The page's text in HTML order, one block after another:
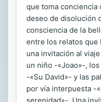
que toma conciencia
deseo de disolución
consciencia de la
entre los relatos que
una invitación al
un niño -«Joao»-,
-«Su David»- y las
por vía interpuesta -
serenidad»-. Una